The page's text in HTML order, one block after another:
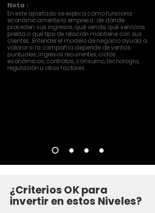
Nota :
En este apartado se explica cómo funciona
económicamente la empresa: de dónde
proceden sus ingresos, qué vende, qué servicios
presta o qué tipo de relación mantiene con sus
clientes. Entender el modelo de negocio ayuda a
valorar si la compañía depende de ventas
puntuales, ingresos recurrentes, ciclos
económicos, contratos, consumo, tecnología,
regulación u otros factores.
¿Criterios OK para
invertir en estos Niveles?